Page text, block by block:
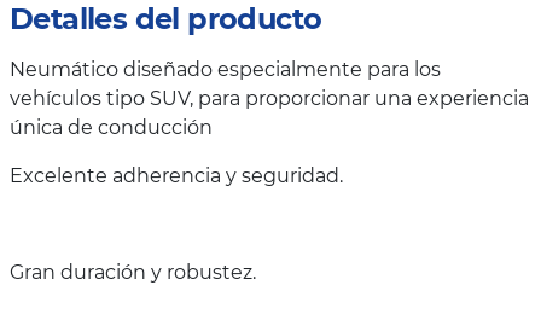
Detalles del producto
Neumático diseñado especialmente para los
vehículos tipo SUV, para proporcionar una experiencia
única de conducción
Excelente adherencia y seguridad.
Gran duración y robustez.